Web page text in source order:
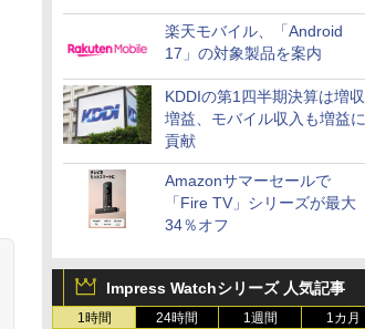
楽天モバイル、「Android
17」の対象製品を案内
KDDIの第1四半期決算は増収
増益、モバイル収入も増益に
貢献
Amazonサマーセールで
「Fire TV」シリーズが最大
34％オフ
Impress Watchシリーズ 人気記事
1時間 24時間 1週間 1カ月